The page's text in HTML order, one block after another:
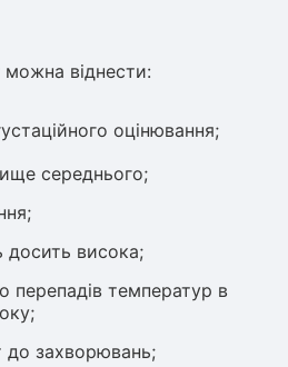
віднести:
оцінювання;
середнього;
досить висока;
перепадів температур в
до захворювань;